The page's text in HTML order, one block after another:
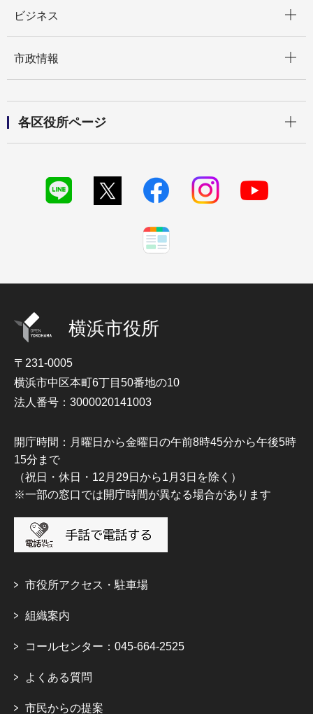
ビジネス
市政情報
各区役所ページ
横浜市役所
〒231-0005
横浜市中区本町6丁目50番地の10
法人番号：3000020141003
開庁時間：月曜日から金曜日の午前8時45分から午後5時
15分まで
（祝日・休日・12月29日から1月3日を除く）
※一部の窓口では開庁時間が異なる場合があります
市役所アクセス・駐車場
組織案内
コールセンター：045-664-2525
よくある質問
市民からの提案